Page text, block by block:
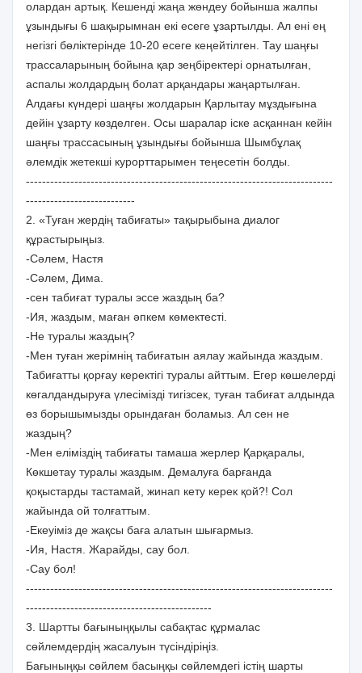
олардан артық. Кешенді жаңа жөндеу бойынша жалпы
ұзындығы 6 шақырымнан екі есеге ұзартылды. Ал ені ең
негізгі бөліктерінде 10-20 есеге кеңейтілген. Тау шаңғы
трассаларының бойына қар зеңбіректері орнатылған,
аспалы жолдардың болат арқандары жаңартылған.
Алдағы күндері шаңғы жолдарын Қарлытау мұздығына
дейін ұзарту көзделген. Осы шаралар іске асқаннан кейін
шаңғы трассасының ұзындығы бойынша Шымбұлақ
әлемдік жетекші курорттарымен теңесетін болды.
----------------------------------------------------------------------------
---------------------------
2. «Туған жердің табиғаты» тақырыбына диалог
құрастырыңыз.
-Сәлем, Настя
-Сәлем, Дима.
-сен табиғат туралы эссе жаздың ба?
-Ия, жаздым, маған әпкем көмектесті.
-Не туралы жаздың?
-Мен туған жерімнің табиғатын аялау жайында жаздым.
Табиғатты қорғау керектігі туралы айттым. Егер көшелерді
көгалдандыруға үлесімізді тигізсек, туған табиғат алдында
өз борышымызды орындаған боламыз. Ал сен не
жаздың?
-Мен еліміздің табиғаты тамаша жерлер Қарқаралы,
Көкшетау туралы жаздым. Демалуға барғанда
қоқыстарды тастамай, жинап кету керек қой?! Сол
жайында ой толғаттым.
-Екеуіміз де жақсы баға алатын шығармыз.
-Ия, Настя. Жарайды, сау бол.
-Сау бол!
----------------------------------------------------------------------------
----------------------------------------------
3. Шартты бағыныңқылы сабақтас құрмалас
сөйлемдердің жасалуын түсіндіріңіз.
Бағыныңқы сөйлем басыңқы сөйлемдегі істің шарты